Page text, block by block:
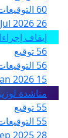
60 التوقيعات / 12 أشهر
26 Jul 2026
إيقاف
56 توقيع
56 التوقيعات / 12 أشهر
15 Jan 2026
مناشدة
55 توقيع
55 التوقيعات / 12 أشهر
28 Sep 2025